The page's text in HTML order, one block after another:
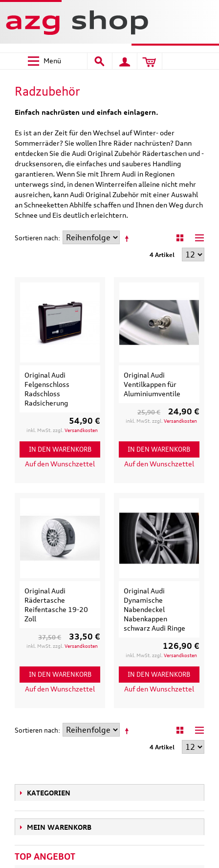
Welcome
All
Accessibility
Accessibility
screen
press
activates
Menü
Radzubehör
Einfach nachrüsten und einfach einlagern.
Es ist an der Zeit für den Wechsel auf Winter- oder
Sommerräder? Sie wollen Ihre Räder nachrüsten? Dann
entdecken Sie die Audi Original Zubehör Rädertaschen und -
drucksensoren, die einfaches und sauberes Handling
garantieren. Wenn Sie mit Ihrem Audi in Regionen
unterwegs sind, in denen Winterreifen alleine nicht mehr
ausreichen, kann Audi Original Zubehör mit einer Auswahl
an Schneeketten Abhilfe schaffen und Ihnen den Weg durch
Schnee und Eis deutlich erleichtern.
Sortieren nach
4 Artikel
Original Audi
Felgenschloss
Radschloss
Radsicherung
54,90 €
inkl. MwSt. zzgl.Versandkosten
IN DEN WARENKORB
Auf den Wunschzettel
Original Audi
Ventilkappen für
Aluminiumventile
25,90 € 24,90 €
inkl. MwSt. zzgl. Versandkosten
IN DEN WARENKORB
Auf den Wunschzettel
Original Audi
Rädertasche
Reifentasche 19-20
Zoll
37,50 € 33,50 €
inkl. MwSt. zzgl.Versandkosten
IN DEN WARENKORB
Auf den Wunschzettel
Original Audi
Dynamische
Nabendeckel
Nabenkappen
schwarz Audi Ringe
126,90 €
inkl. MwSt. zzgl. Versandkosten
IN DEN WARENKORB
Auf den Wunschzettel
Sortieren nach
4 Artikel
KATEGORIEN
MEIN WARENKORB
TOP ANGEBOT